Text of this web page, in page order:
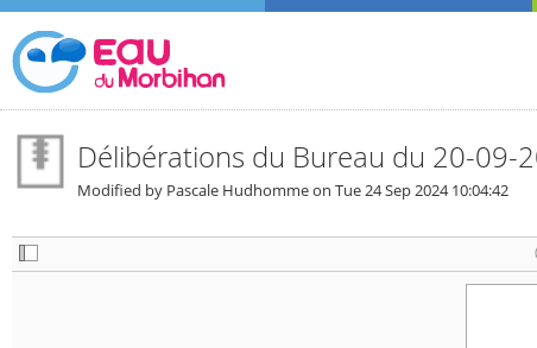
Délibérations du Bureau du 20-09-
Modified by Pascale Hudhomme on Tue 24 Sep 2024 10:04:42